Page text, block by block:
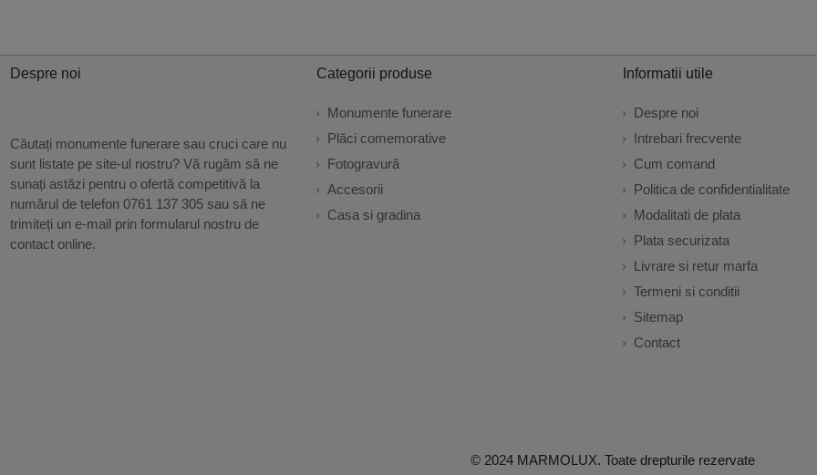
Despre noi
Căutați monumente funerare sau cruci care nu
sunt listate pe site-ul nostru? Vă rugăm să ne
sunați astăzi pentru o ofertă competitivă la
numărul de telefon 0761 137 305 sau să ne
trimiteți un e-mail prin formularul nostru de
contact online.
Categorii produse
Monumente funerare
Plăci comemorative
Fotogravură
Accesorii
Casa si gradina
Informatii utile
Despre noi
Intrebari frecvente
Cum comand
Politica de confidentialitate
Modalitati de plata
Plata securizata
Livrare si retur marfa
Termeni si conditii
Sitemap
Contact
© 2024 MARMOLUX. Toate drepturile rezervate